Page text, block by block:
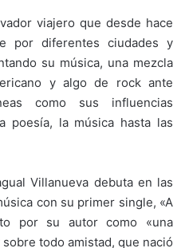
viajero que desde hace
por diferentes ciudades y
su música, una mezcla
y algo de rock ante
como sus influencias
poesía, la música hasta las
Villanueva debuta en las
con su primer single, «A
por su autor como «una
todo amistad, que nació